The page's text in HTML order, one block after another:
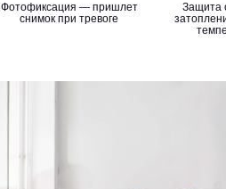
Фотофиксация — пришлет
снимок при тревоге
Защита